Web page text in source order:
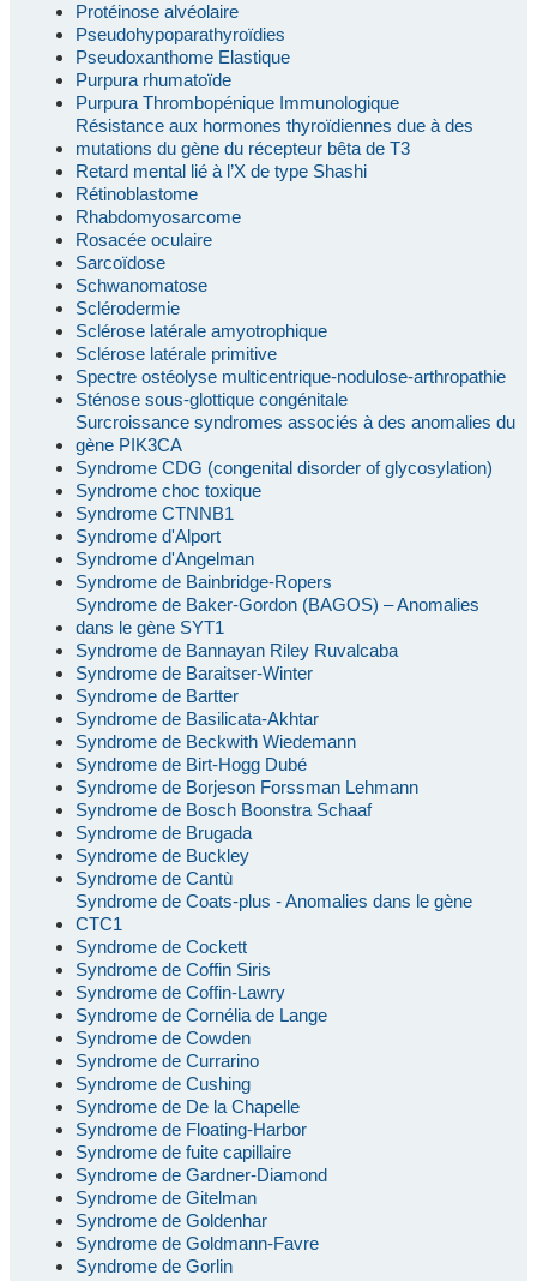
Protéinose alvéolaire
Pseudohypoparathyroïdies
Pseudoxanthome Elastique
Purpura rhumatoïde
Purpura Thrombopénique Immunologique
Résistance aux hormones thyroïdiennes due à des
mutations du gène du récepteur bêta de T3
Retard mental lié à l’X de type Shashi
Rétinoblastome
Rhabdomyosarcome
Rosacée oculaire
Sarcoïdose
Schwanomatose
Sclérodermie
Sclérose latérale amyotrophique
Sclérose latérale primitive
Spectre ostéolyse multicentrique-nodulose-arthropathie
Sténose sous-glottique congénitale
Surcroissance syndromes associés à des anomalies du
gène PIK3CA
Syndrome CDG (congenital disorder of glycosylation)
Syndrome choc toxique
Syndrome CTNNB1
Syndrome d'Alport
Syndrome d'Angelman
Syndrome de Bainbridge-Ropers
Syndrome de Baker-Gordon (BAGOS) – Anomalies
dans le gène SYT1
Syndrome de Bannayan Riley Ruvalcaba
Syndrome de Baraitser-Winter
Syndrome de Bartter
Syndrome de Basilicata-Akhtar
Syndrome de Beckwith Wiedemann
Syndrome de Birt-Hogg Dubé
Syndrome de Borjeson Forssman Lehmann
Syndrome de Bosch Boonstra Schaaf
Syndrome de Brugada
Syndrome de Buckley
Syndrome de Cantù
Syndrome de Coats-plus - Anomalies dans le gène
CTC1
Syndrome de Cockett
Syndrome de Coffin Siris
Syndrome de Coffin-Lawry
Syndrome de Cornélia de Lange
Syndrome de Cowden
Syndrome de Currarino
Syndrome de Cushing
Syndrome de De la Chapelle
Syndrome de Floating-Harbor
Syndrome de fuite capillaire
Syndrome de Gardner-Diamond
Syndrome de Gitelman
Syndrome de Goldenhar
Syndrome de Goldmann-Favre
Syndrome de Gorlin